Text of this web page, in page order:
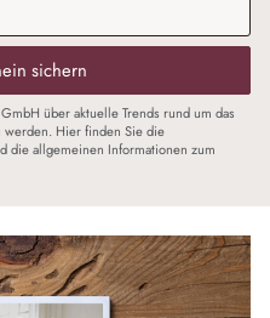
sichern
über aktuelle Trends rund um das
werden. Hier finden Sie die
die allgemeinen Informationen zum